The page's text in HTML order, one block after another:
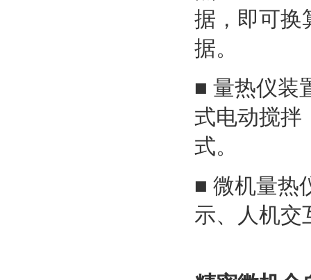
据，即可换
据。
■ 量热仪装
式电动搅拌
式。
■ 微机量热
示、人机交